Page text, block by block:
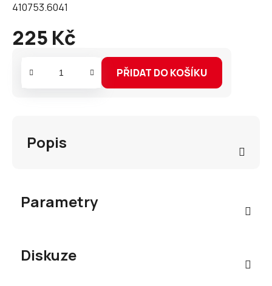
410753.6041
225 Kč
Měrná
PŘIDAT DO KOŠÍKU
Popis
Parametry
Diskuze